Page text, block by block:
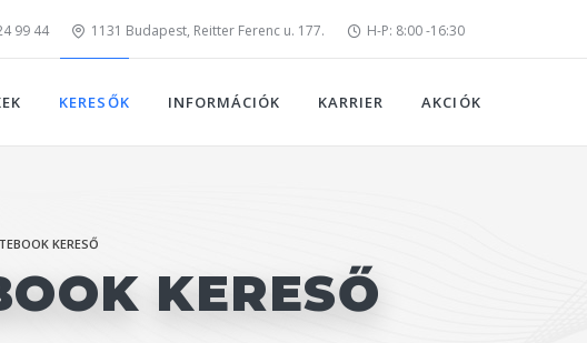
99 44 1131 Budapest, Reitter Ferenc u. 177. H-P: 8:00 -16:30
KERESŐK INFORMÁCIÓK KARRIER AKCIÓK
KERESŐ
KERESŐ